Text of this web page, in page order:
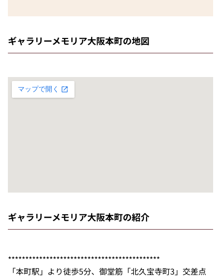
ギャラリーメモリア大阪本町の地図
ギャラリーメモリア大阪本町の紹介
********************************************
「本町駅」より徒歩5分、御堂筋「北久宝寺町3」交差点